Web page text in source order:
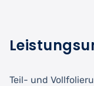
Teil- und